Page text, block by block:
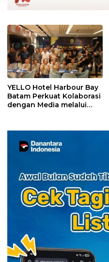
«
YELLO Hotel Harbour Bay
Batam Perkuat Kolaborasi
dengan Media melalui